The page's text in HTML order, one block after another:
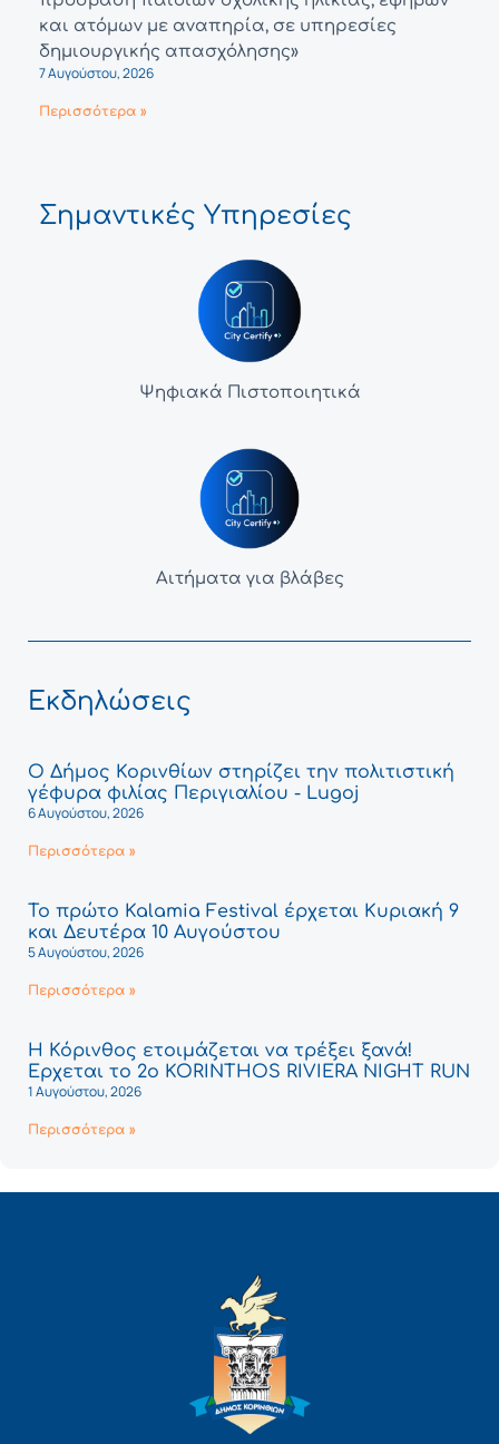
και ατόμων με αναπηρία, σε υπηρεσίες
δημιουργικής απασχόλησης»
7 Αυγούστου, 2026
Περισσότερα »
Σημαντικές Υπηρεσίες
Ψηφιακά Πιστοποιητικά
Αιτήματα για βλάβες
Εκδηλώσεις
Ο Δήμος Κορινθίων στηρίζει την πολιτιστική
γέφυρα φιλίας Περιγιαλίου - Lugoj
6 Αυγούστου, 2026
Περισσότερα »
Το πρώτο Kalamia Festival έρχεται Κυριακή 9
και Δευτέρα 10 Αυγούστου
5 Αυγούστου, 2026
Περισσότερα »
Η Κόρινθος ετοιμάζεται να τρέξει ξανά!
Έρχεται το 2ο KORINTHOS RIVIERA NIGHT RUN
1 Αυγούστου, 2026
Περισσότερα »